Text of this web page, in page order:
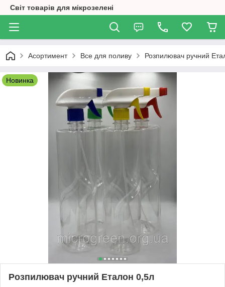
Світ товарів для мікрозелені
Асортимент Все для поливу Розпилювач ручний
Новинка
Розпилювач ручний Еталон 0,5л